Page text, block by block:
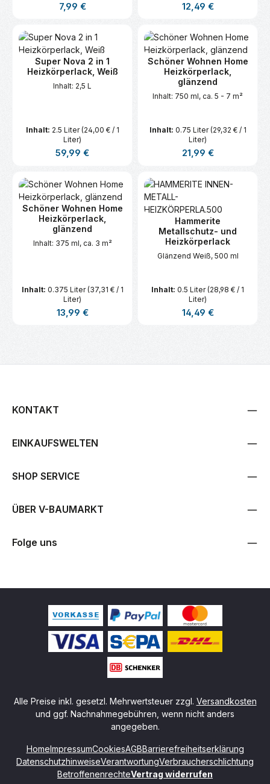
Regulärer Preis:
7,99 €
Regulärer Preis:
12,49 €
Super Nova 2 in 1
Heizkörperlack, Weiß
Inhalt: 2,5 L
Inhalt: 2.5 Liter(24,00 € / 1
Liter)
Regulärer Preis:
59,99 €
Schöner Wohnen Home
Heizkörperlack,
glänzend
Inhalt: 750 ml, ca. 5 - 7 m²
Inhalt: 0.75 Liter(29,32 € / 1
Liter)
Regulärer Preis:
21,99 €
Schöner Wohnen Home
Heizkörperlack,
glänzend
Inhalt: 375 ml, ca. 3 m²
Inhalt: 0.375 Liter(37,31 € / 1
Liter)
Regulärer Preis:
13,99 €
Hammerite
Metallschutz- und
Heizkörperlack
Glänzend Weiß, 500 ml
Inhalt: 0.5 Liter(28,98 € / 1
Liter)
Regulärer Preis:
14,49 €
KONTAKT
EINKAUFSWELTEN
SHOP SERVICE
ÜBER V-BAUMARKT
Folge uns
Alle Preise inkl. gesetzl. Mehrwertsteuer zzgl. Versandkosten
und ggf. Nachnahmegebühren, wenn nicht anders
angegeben.
HomeImpressumCookiesAGBBarrierefreiheitserklärung
DatenschutzhinweiseVerantwortungVerbraucherschlichtung
BetroffenenrechteVertrag widerrufen